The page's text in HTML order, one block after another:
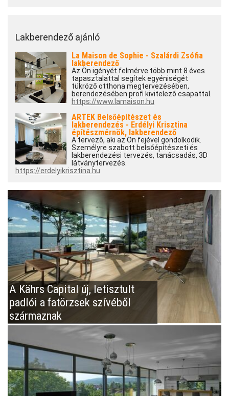
Lakberendező ajánló
La Maison de Sophie - Szalárdi Zsófia
lakberendező
Az Ön igényét felmérve több mint 8 éves
tapasztalattal segítek egyéniségét
tükröző otthona megtervezésében,
berendezésében profi kivitelező csapattal.
https://www.lamaison.hu
ARTEK Belsőépítészet és
lakberendezés - Erdélyi Krisztina
építészmérnök, lakberendező
A tervező, aki az Ön fejével gondolkodik.
Személyre szabott belsőépítészeti és
lakberendezési tervezés, tanácsadás, 3D
látványtervezés.
https://erdelyikrisztina.hu
A Kährs Capital új, letisztult
padlói a fatörzsek szívéből
származnak